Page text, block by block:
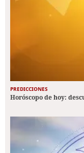
PREDICCIONES
Horóscopo de hoy: